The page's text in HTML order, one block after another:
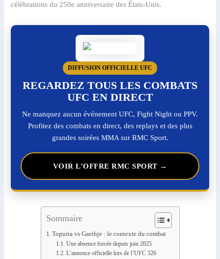
célébrations du 250e anniversaire des États-Unis.
DIFFUSION OFFICIELLE UFC
REGARDEZ TOUS LES COMBATS
UFC EN DIRECT
Ne manquez aucun événement UFC, Fight Night ou PPV.
Profitez des combats en direct, des replays et des plus
grandes soirées MMA sur RMC Sport.
VOIR L’OFFRE RMC SPORT →
Sommaire
Topuria vs Gaethje : le contexte du combat
Une absence forcée depuis juin 2025
L’annonce officielle lors de l’UFC 326